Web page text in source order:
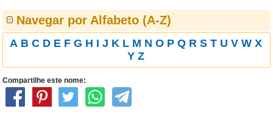
Navegar por Alfabeto (A-Z)
A B C D E F G H I J K L M N O P Q R S T U V W X
Y Z
Compartilhe este nome: